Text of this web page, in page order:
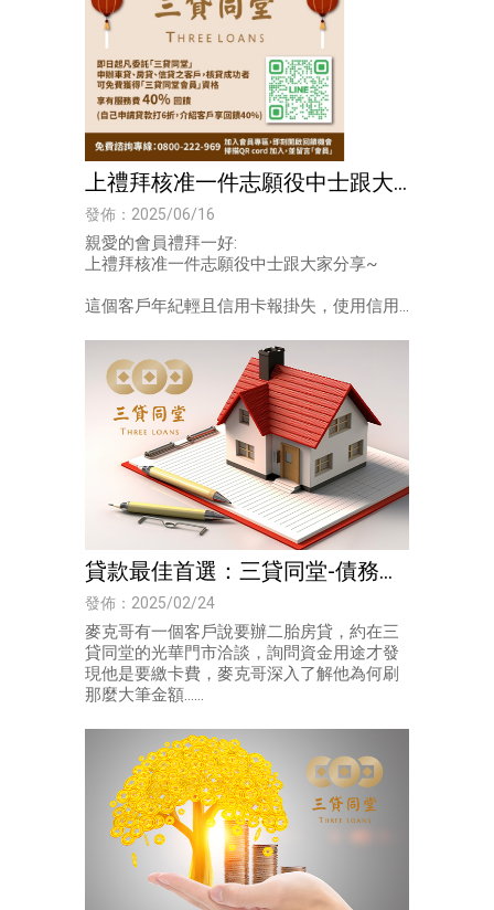
上禮拜核准一件志願役中士跟大
家分享~
發佈：2025/06/16
親愛的會員禮拜一好:
上禮拜核准一件志願役中士跟大家分享~
這個客戶年紀輕且信用卡報掛失，使用信用
貸款最佳首選：三貸同堂-債務整
合｜高雄貸款推薦
發佈：2025/02/24
麥克哥有一個客戶說要辦二胎房貸，約在三
貸同堂的光華門市洽談，詢問資金用途才發
現他是要繳卡費，麥克哥深入了解他為何刷
那麼大筆金額......